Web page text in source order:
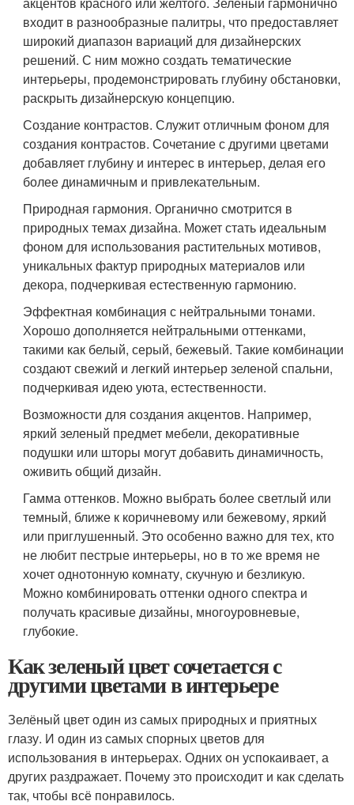
входит в разнообразные палитры, что предоставляет
широкий диапазон вариаций для дизайнерских
решений. С ним можно создать тематические
интерьеры, продемонстрировать глубину обстановки,
раскрыть дизайнерскую концепцию.
Создание контрастов. Служит отличным фоном для
создания контрастов. Сочетание с другими цветами
добавляет глубину и интерес в интерьер, делая его
более динамичным и привлекательным.
Природная гармония. Органично смотрится в
природных темах дизайна. Может стать идеальным
фоном для использования растительных мотивов,
уникальных фактур природных материалов или
декора, подчеркивая естественную гармонию.
Эффектная комбинация с нейтральными тонами.
Хорошо дополняется нейтральными оттенками,
такими как белый, серый, бежевый. Такие комбинации
создают свежий и легкий интерьер зеленой спальни,
подчеркивая идею уюта, естественности.
Возможности для создания акцентов. Например,
яркий зеленый предмет мебели, декоративные
подушки или шторы могут добавить динамичность,
оживить общий дизайн.
Гамма оттенков. Можно выбрать более светлый или
темный, ближе к коричневому или бежевому, яркий
или приглушенный. Это особенно важно для тех, кто
не любит пестрые интерьеры, но в то же время не
хочет однотонную комнату, скучную и безликую.
Можно комбинировать оттенки одного спектра и
получать красивые дизайны, многоуровневые,
глубокие.
Как зеленый цвет сочетается с
другими цветами в интерьере
Зелёный цвет один из самых природных и приятных
глазу. И один из самых спорных цветов для
использования в интерьерах. Одних он успокаивает, а
других раздражает. Почему это происходит и как сделать
так, чтобы всё понравилось.